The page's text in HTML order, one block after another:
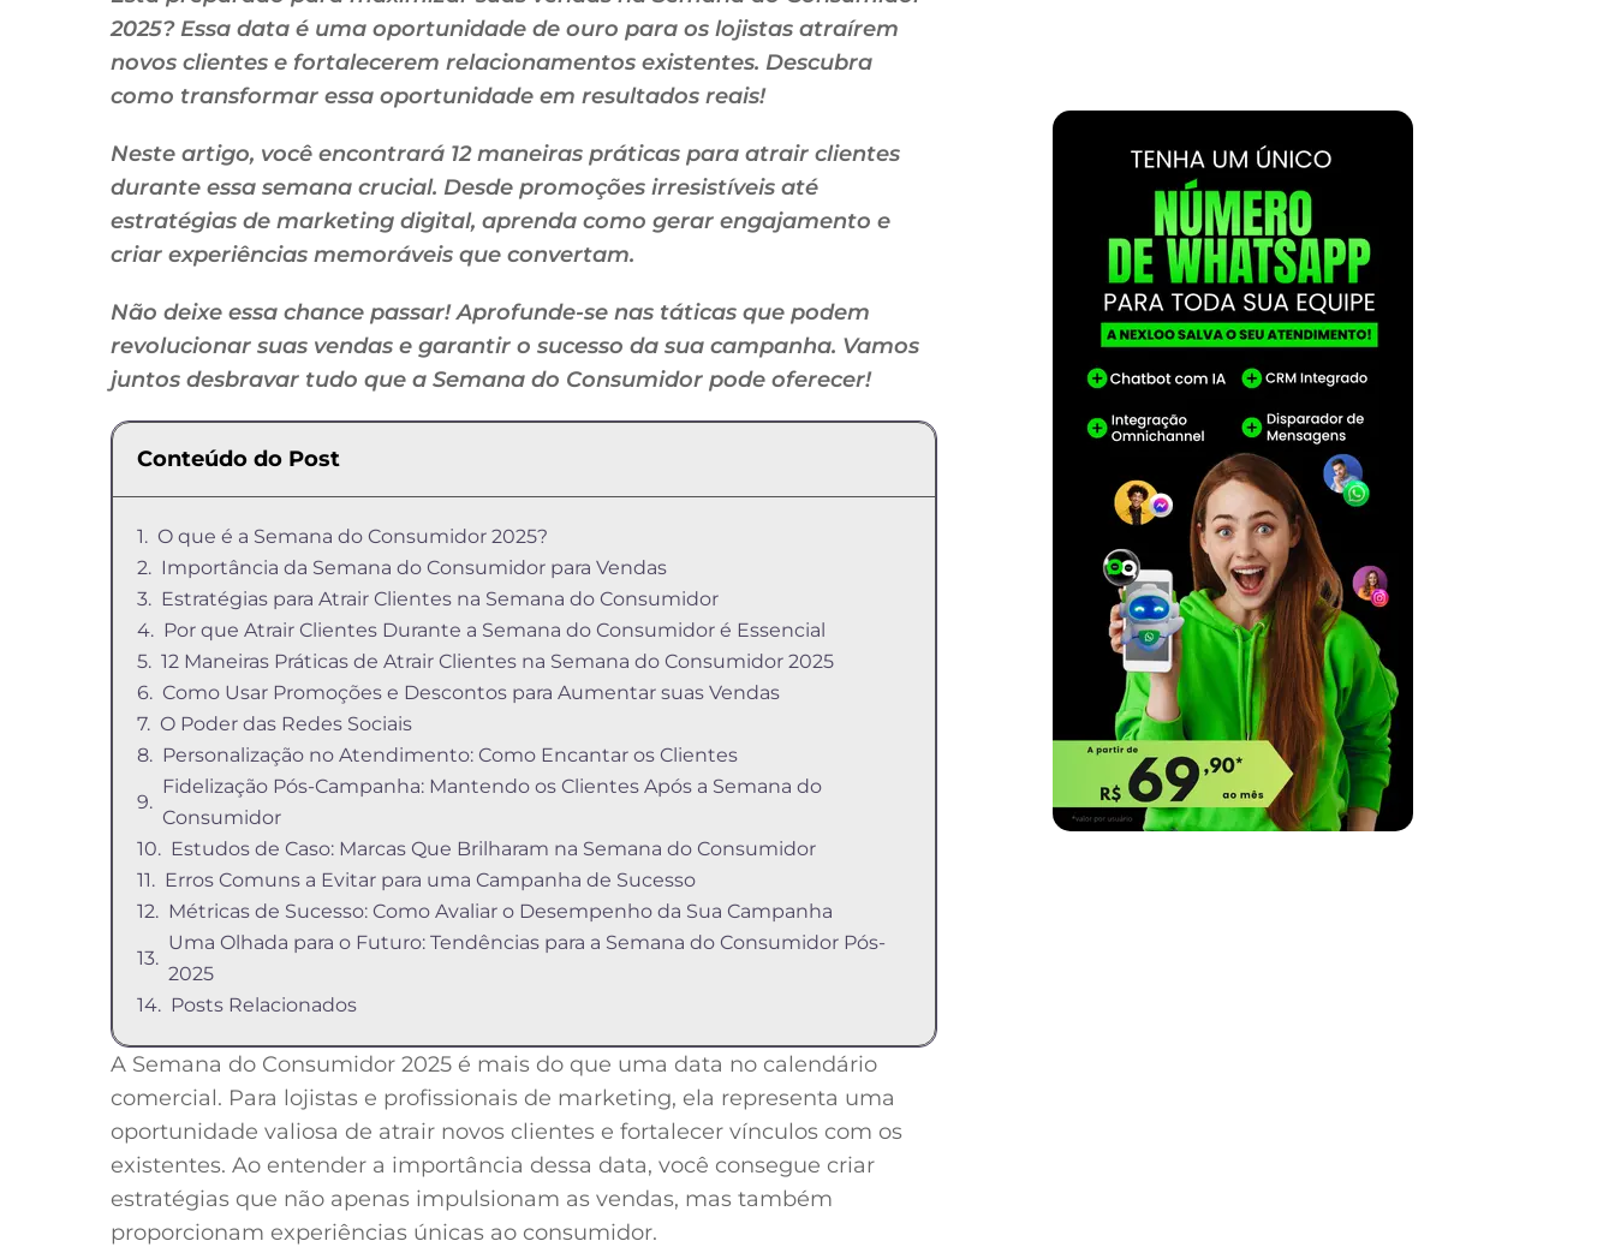
2025? Essa data é uma oportunidade de ouro para os lojistas atraírem
novos clientes e fortalecerem relacionamentos existentes. Descubra
como transformar essa oportunidade em resultados reais!
Neste artigo, você encontrará 12 maneiras práticas para atrair clientes
durante essa semana crucial. Desde promoções irresistíveis até
estratégias de marketing digital, aprenda como gerar engajamento e
criar experiências memoráveis que convertam.
Não deixe essa chance passar! Aprofunde-se nas táticas que podem
revolucionar suas vendas e garantir o sucesso da sua campanha. Vamos
juntos desbravar tudo que a Semana do Consumidor pode oferecer!
Conteúdo do Post
O que é a Semana do Consumidor 2025?
Importância da Semana do Consumidor para Vendas
Estratégias para Atrair Clientes na Semana do Consumidor
Por que Atrair Clientes Durante a Semana do Consumidor é Essencial
12 Maneiras Práticas de Atrair Clientes na Semana do Consumidor 2025
Como Usar Promoções e Descontos para Aumentar suas Vendas
O Poder das Redes Sociais
Personalização no Atendimento: Como Encantar os Clientes
Fidelização Pós-Campanha: Mantendo os Clientes Após a Semana do
Consumidor
Estudos de Caso: Marcas Que Brilharam na Semana do Consumidor
Erros Comuns a Evitar para uma Campanha de Sucesso
Métricas de Sucesso: Como Avaliar o Desempenho da Sua Campanha
Uma Olhada para o Futuro: Tendências para a Semana do Consumidor Pós-
2025
Posts Relacionados
A Semana do Consumidor 2025 é mais do que uma data no calendário
comercial. Para lojistas e profissionais de marketing, ela representa uma
oportunidade valiosa de atrair novos clientes e fortalecer vínculos com os
existentes. Ao entender a importância dessa data, você consegue criar
estratégias que não apenas impulsionam as vendas, mas também
proporcionam experiências únicas ao consumidor.